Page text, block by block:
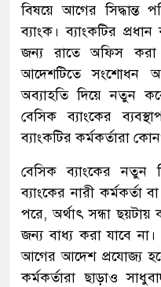
বিষয়ে আগের সিদ্ধান্ত
ব্যাংক। ব্যাংকটির প্রধান
জন্য রাতে অফিস করা
আদেশটিতে সংশোধন
অব্যাহতি দিয়ে নতুন
বেসিক ব্যাংকের
ব্যাংকটির কর্মকর্তারা
বেসিক ব্যাংকের নতুন
ব্যাংকের নারী কর্মকর্তা
পরে, অর্থাৎ সন্ধা ছয়টায়
জন্য বাধ্য করা যাবে
আগের আদেশ প্রযোজ্য
কর্মকর্তারা ছাড়াও